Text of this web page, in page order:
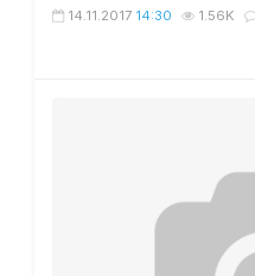
14.11.2017 14:30 1.56K